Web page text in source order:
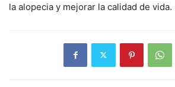
la alopecia y mejorar la calidad de vida.